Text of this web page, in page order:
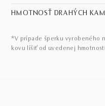
HMOTNOSŤ DRAHÝCH
*V prípade šperku vyrobeného
kovu líšiť od uvedenej